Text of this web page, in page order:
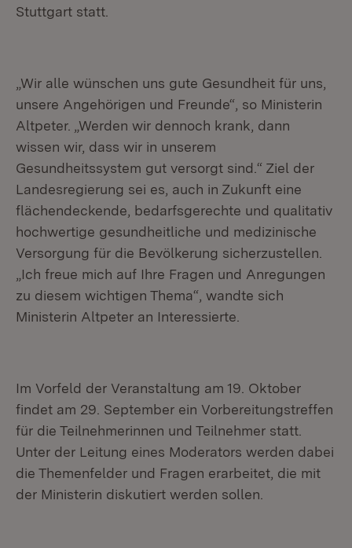
Stuttgart statt.
„Wir alle wünschen uns gute Gesundheit für uns,
unsere Angehörigen und Freunde“, so Ministerin
Altpeter. „Werden wir dennoch krank, dann
wissen wir, dass wir in unserem
Gesundheitssystem gut versorgt sind.“ Ziel der
Landesregierung sei es, auch in Zukunft eine
flächendeckende, bedarfsgerechte und qualitativ
hochwertige gesundheitliche und medizinische
Versorgung für die Bevölkerung sicherzustellen.
„Ich freue mich auf Ihre Fragen und Anregungen
zu diesem wichtigen Thema“, wandte sich
Ministerin Altpeter an Interessierte.
Im Vorfeld der Veranstaltung am 19. Oktober
findet am 29. September ein Vorbereitungstreffen
für die Teilnehmerinnen und Teilnehmer statt.
Unter der Leitung eines Moderators werden dabei
die Themenfelder und Fragen erarbeitet, die mit
der Ministerin diskutiert werden sollen.